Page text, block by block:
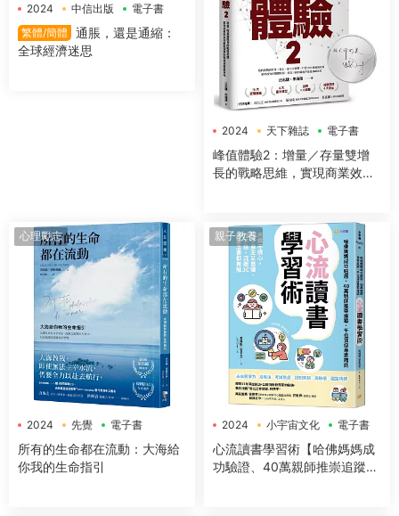
2024 中信出版
電子書
繁體/簡體
通脹，還是通縮：
全球經濟迷思
2024 天下雜誌 電子書
峰值體驗2：增量／存量雙增
長的戰略思維，實現商業效益
心理勵志
2024 先覺 電子書
所有的生命都在流動：大海給
你我的生命指引
親子教養
2024 小宇宙文化 電子書
心流讀書學習術【哈佛媽媽成
功驗證、40萬親師推崇追蹤、